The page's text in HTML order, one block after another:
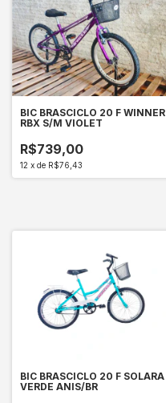
BIC BRASCICLO 20 F WINNER
RBX S/M VIOLET
R$739,00
12 x de R$76,43
BIC BRASCICLO 20 F SOLARA
VERDE ANIS/BR